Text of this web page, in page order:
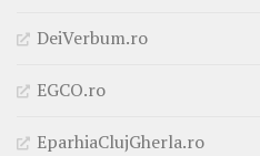
DeiVerbum.ro
EGCO.ro
EparhiaClujGherla.ro